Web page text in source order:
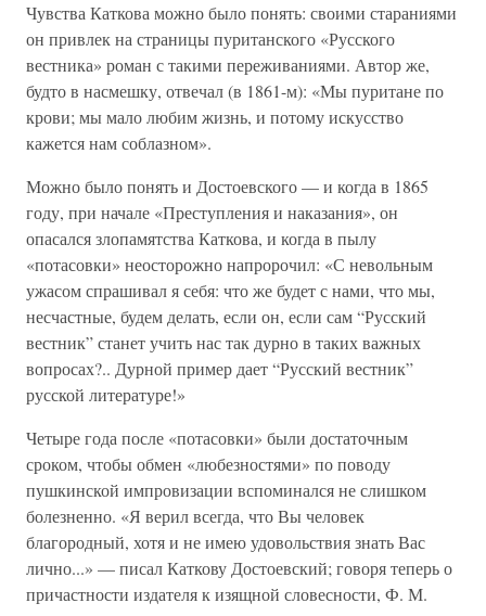
Чувства Каткова можно было понять: своими стараниями
он привлек на страницы пуританского «Русского
вестника» роман с такими переживаниями. Автор же,
будто в насмешку, отвечал (в 1861-м): «Мы пуритане по
крови; мы мало любим жизнь, и потому искусство
кажется нам соблазном».
Можно было понять и Достоевского — и когда в 1865
году, при начале «Преступления и наказания», он
опасался злопамятства Каткова, и когда в пылу
«потасовки» неосторожно напророчил: «С невольным
ужасом спрашивал я себя: что же будет с нами, что мы,
несчастные, будем делать, если он, если сам “Русский
вестник” станет учить нас так дурно в таких важных
вопросах?.. Дурной пример дает “Русский вестник”
русской литературе!»
Четыре года после «потасовки» были достаточным
сроком, чтобы обмен «любезностями» по поводу
пушкинской импровизации вспоминался не слишком
болезненно. «Я верил всегда, что Вы человек
благородный, хотя и не имею удовольствия знать Вас
лично...» — писал Каткову Достоевский; говоря теперь о
причастности издателя к изящной словесности, Ф. М.